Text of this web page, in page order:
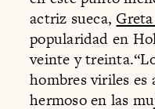
actriz sueca,
popularidad en
veinte y
hombres viriles es
hermoso en las